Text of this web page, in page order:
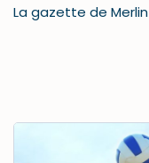
La gazette de Merlin